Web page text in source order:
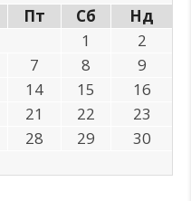
Пт Сб
Нд
1
2
7 8
9
14 15
16
21 22
23
28 29
30